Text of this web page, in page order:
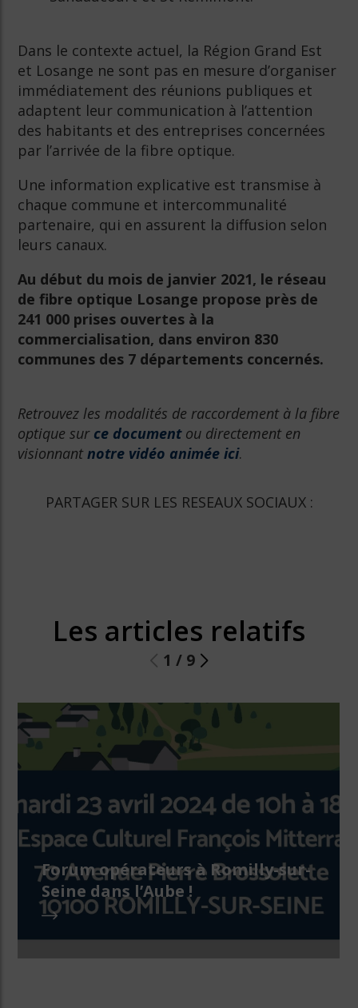
Dans le contexte actuel, la Région Grand Est
et Losange ne sont pas en mesure d’organiser
immédiatement des réunions publiques et
adaptent leur communication à l’attention
des habitants et des entreprises concernées
par l’arrivée de la fibre optique.
Une information explicative est transmise à
chaque commune et intercommunalité
partenaire, qui en assurent la diffusion selon
leurs canaux.
Au début du mois de janvier 2021, le réseau
de fibre optique Losange propose près de
241 000 prises ouvertes à la
commercialisation, dans environ 830
communes des 7 départements concernés.
Retrouvez les modalités de raccordement à la fibre
optique sur ce document ou directement en
visionnantnotre vidéo animée ici.
PARTAGER SUR LES RESEAUX SOCIAUX :
Les articles relatifs
1 / 9
Forum opérateurs à Romilly-sur-
Seine dans l’Aube !